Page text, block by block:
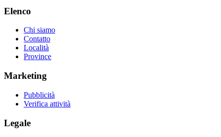
Elenco
Chi siamo
Contatto
Località
Province
Marketing
Pubblicità
Verifica attività
Legale